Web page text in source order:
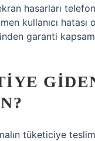
hasarları
kullanıcı hatası
garanti kapsamı
tüketiciye